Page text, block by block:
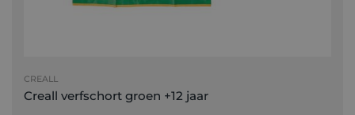
CREALL
Creall verfschort groen +12 jaar